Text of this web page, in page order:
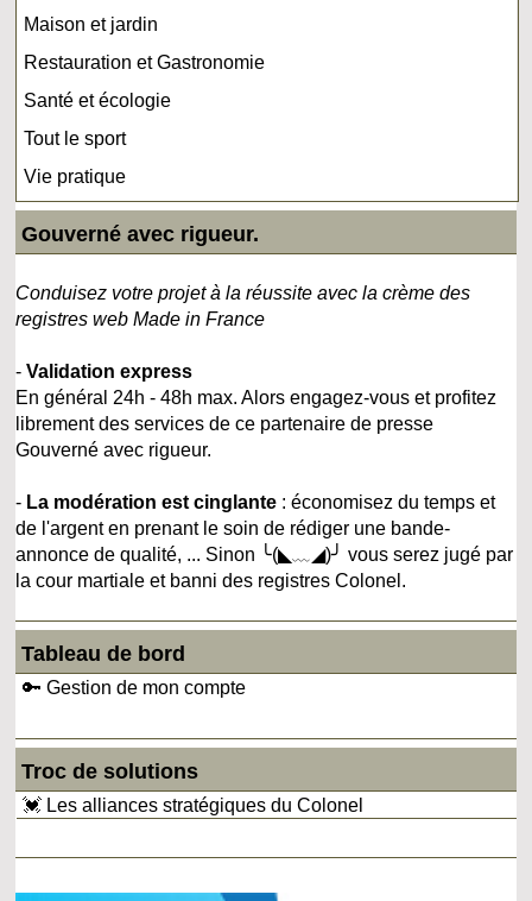
Maison et jardin
Restauration et Gastronomie
Santé et écologie
Tout le sport
Vie pratique
Gouverné avec rigueur.
Conduisez votre projet à la réussite avec la crème des
registres web Made in France
-Validation express
En général 24h - 48h max. Alors engagez-vous et profitez
librement des services de ce partenaire de presse
Gouverné avec rigueur.
- La modération est cinglante : économisez du temps et
de l'argent en prenant le soin de rédiger une bande-
annonce de qualité, ... Sinon ╰(◣﹏◢)╯ vous serez jugé par
la cour martiale et banni des registres Colonel.
Tableau de bord
🔑 Gestion de mon compte
Troc de solutions
💓 Les alliances stratégiques du Colonel